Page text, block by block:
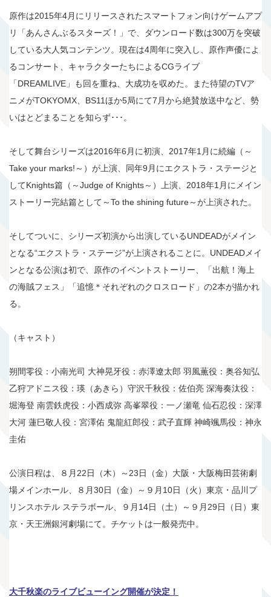
原作は2015年4月にリリースされたスマートフォン向けゲームアプ
リ「あんさんぶるスターズ！」で、ダウンロード数は300万を突破
している大人気コンテンツ。現在は4周年に突入し、原作声優によ
るコンサート、キャラクターたちによるCGライブ
「DREAMLIVE」も回を重ね、大成功を収めた。また待望のTVア
ニメがTOKYOMX、BS11ほか5局にて7月から絶賛放送中など、勢
いはとどまることを知らず･･･。
そして舞台シリーズは2016年6月に初演、2017年1月に続編（～
Take your marks!～）が上演、同年9月にエクストラ・ステージと
してKnights篇（～Judge of Knights～）上演、2018年1月にメイン
ストーリー完結篇として～To the shining future～が上演された。
そしてついに、シリーズ初演から出演しているUNDEADがメイン
となる“エクストラ・ステージ”が上演されることに。UNDEADメイ
ンとなる公演は初で、原作のイベントストーリー、「出航！海上
の海賊フェス」「追憶＊それぞれのクロスロード」の2本が描かれ
る。
（キャスト）
朔間零役：小南光司 大神晃牙役：赤澤遼太郎 羽風薫役：奥谷知弘
乙狩アドニス役：瑛（あきら）守沢千秋役：佐伯亮 深海奏汰役：
堀海登 南雲鉄虎役：小西成弥 高峯翠役：一ノ瀬竜 仙石忍役：深澤
大河 蓮巳敬人役：宮澤佑 鬼龍紅郎役：武子直輝 神崎颯馬役：神永
圭佑
公演日程は、８月22日（木）～23日（金）大阪・大阪梅田芸術劇
場メインホール、８月30日（金）～９月10日（火）東京・品川プ
リンスホテル ステラボール、９月14日（土）～９月29日（日）東
京・天王洲銀河劇場にて。チケットは一般発売中。
大千秋楽のライブビューイング開催が決定！